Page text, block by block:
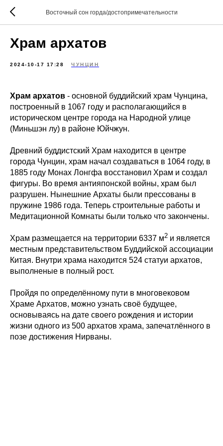
Восточный сон горда/достопримечательности
Храм архатов
2024-10-17 17:28 ЧУНЦИН
Храм архатов - основной буддийский храм Чунцина,
построенный в 1067 году и располагающийся в
историческом центре города на Народной улице
(Миньшэн лу) в районе Юйчжун.
Древний буддистский Храм находится в центре
города Чунцин, храм начал создаваться в 1064 году, в
1885 году Монах Лонгфа восстановил Храм и создал
фигуры. Во время антияпонской войны, храм был
разрушен. Нынешние Архаты были прессованы в
пружине 1986 года. Теперь строительные работы и
Медитационной Комнаты были только что закончены.
Храм размещается на территории 6337 м2 и является
местным представительством Буддийской ассоциации
Китая. Внутри храма находится 524 статуи архатов,
выполненые в полный рост.
Пройдя по определённому пути в многовековом
Храме Архатов, можно узнать своё будущее,
основываясь на дате своего рождения и истории
жизни одного из 500 архатов храма, запечатлённого в
позе достижения Нирваны.